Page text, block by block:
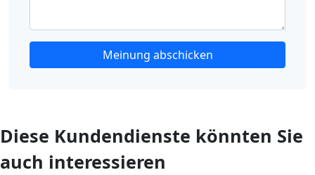
Meinung abschicken
Diese Kundendienste könnten Sie
auch interessieren